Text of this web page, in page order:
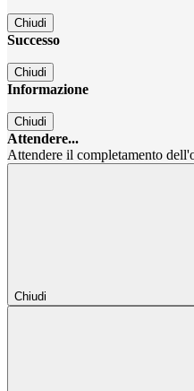
Chiudi
Successo
Chiudi
Informazione
Chiudi
Attendere...
Attendere il completamento
Chiudi